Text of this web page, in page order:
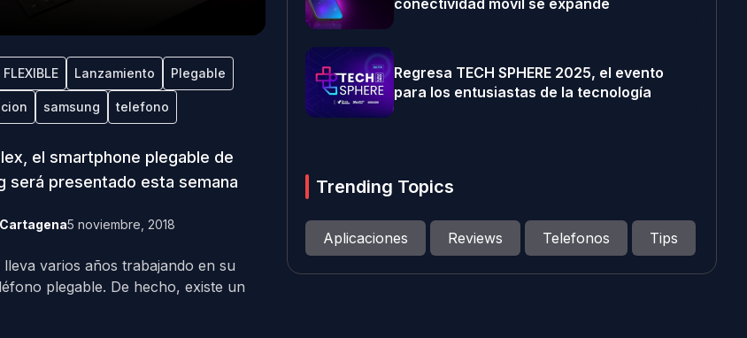
FLEXIBLE Lanzamiento Plegable
samsung telefono
el smartphone plegable de
será presentado esta semana
5 noviembre, 2018
lleva varios años trabajando en su
plegable. De hecho, existe un
conectividad móvil se expande
Regresa TECH SPHERE 2025, el evento
para los entusiastas de la tecnología
Trending Topics
Aplicaciones Reviews Telefonos Tips